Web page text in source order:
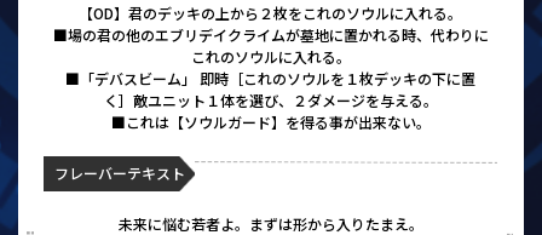
【OD】君のデッキの上から２枚をこれのソウルに入れる。
■場の君の他のエブリデイクライムが墓地に置かれる時、代わりに
これのソウルに入れる。
■「デバスビーム」 即時［これのソウルを１枚デッキの下に置
く］敵ユニット１体を選び、２ダメージを与える。
■これは【ソウルガード】を得る事が出来ない。
フレーバーテキスト
未来に悩む若者よ。まずは形から入りたまえ。